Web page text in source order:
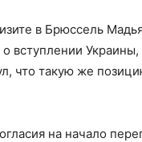
в Брюссель
вступлении Украины,
что такую же
на начало